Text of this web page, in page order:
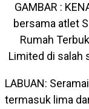
GAMBAR :
bersama atlet
Rumah
Limited di salah
LABUAN:
termasuk lima